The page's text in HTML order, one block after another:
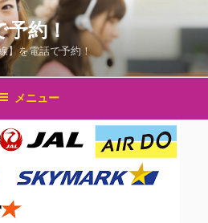
約！
】を電話で予約！
メニュー